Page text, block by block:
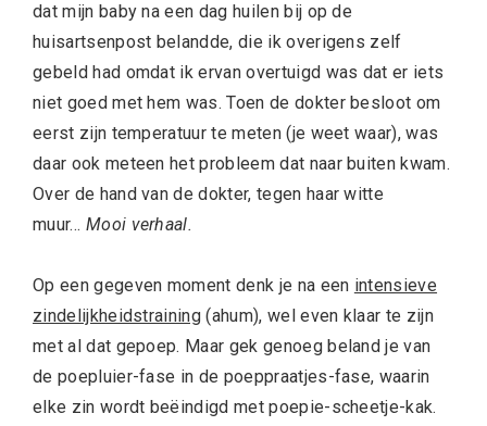
dat mijn baby na een dag huilen bij op de
huisartsenpost belandde, die ik overigens zelf
gebeld had omdat ik ervan overtuigd was dat er iets
niet goed met hem was. Toen de dokter besloot om
eerst zijn temperatuur te meten (je weet waar), was
daar ook meteen het probleem dat naar buiten kwam.
Over de hand van de dokter, tegen haar witte
muur… Mooi verhaal.
Op een gegeven moment denk je na een intensieve
zindelijkheidstraining (ahum), wel even klaar te zijn
met al dat gepoep. Maar gek genoeg beland je van
de poepluier-fase in de poeppraatjes-fase, waarin
elke zin wordt beëindigd met poepie-scheetje-kak.